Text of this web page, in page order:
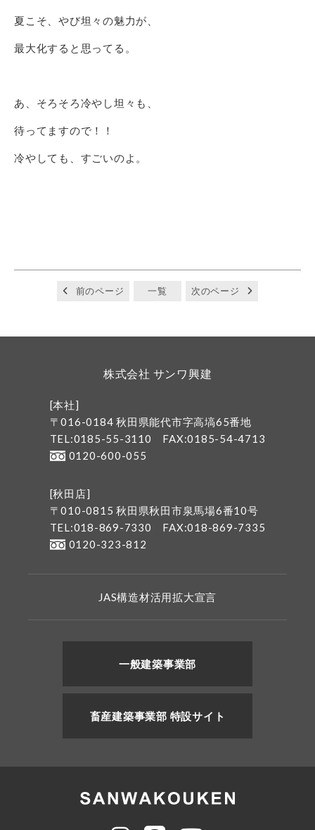
夏こそ、やび坦々の魅力が、
最大化すると思ってる。
あ、そろそろ冷やし坦々も、
待ってますので！！
冷やしても、すごいのよ。
前のページ 一覧 次のページ
株式会社 サンワ興建
[本社]
〒016-0184 秋田県能代市字高塙65番地
TEL:0185-55-3110
FAX:0185-54-4713
0120-600-055
[秋田店]
〒010-0815 秋田県秋田市泉馬場6番10号
TEL:018-869-7330
FAX:018-869-7335
0120-323-812
JAS構造材活用拡大宣言
一般建築事業部
畜産建築事業部 特設サイト